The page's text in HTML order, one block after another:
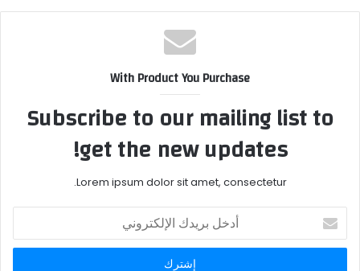
With Product You Purchase
Subscribe to our mailing list to
get the new updates!
Lorem ipsum dolor sit amet, consectetur.
بريدك
الإلكتروني